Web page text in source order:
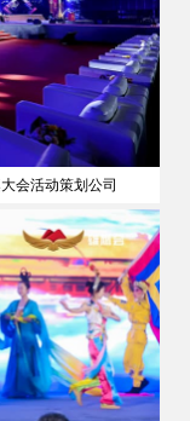
会活动策划公司